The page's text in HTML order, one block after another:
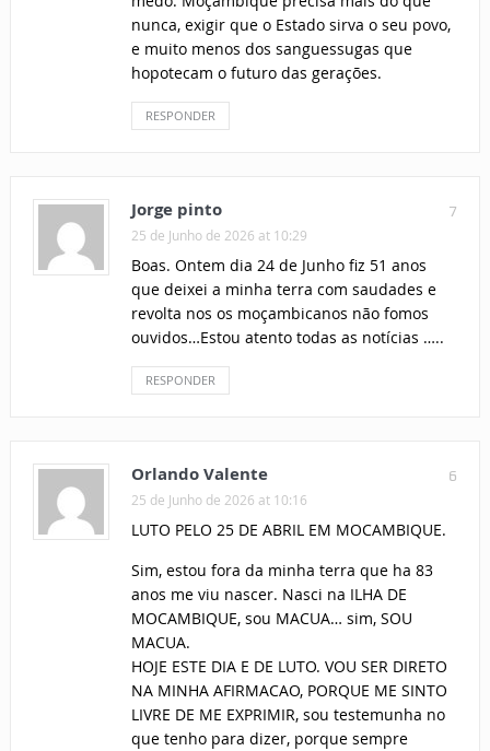
nunca, exigir que o Estado sirva o seu povo,
e muito menos dos sanguessugas que
hopotecam o futuro das gerações.
RESPONDER
7
Jorge pinto
25 de Junho de 2026 at 10:29
Boas. Ontem dia 24 de Junho fiz 51 anos
que deixei a minha terra com saudades e
revolta nos os moçambicanos não fomos
ouvidos…Estou atento todas as notícias …..
RESPONDER
6
Orlando Valente
25 de Junho de 2026 at 10:16
LUTO PELO 25 DE ABRIL EM MOCAMBIQUE.
Sim, estou fora da minha terra que ha 83
anos me viu nascer. Nasci na ILHA DE
MOCAMBIQUE, sou MACUA… sim, SOU
MACUA.
HOJE ESTE DIA E DE LUTO. VOU SER DIRETO
NA MINHA AFIRMACAO, PORQUE ME SINTO
LIVRE DE ME EXPRIMIR, sou testemunha no
que tenho para dizer, porque sempre